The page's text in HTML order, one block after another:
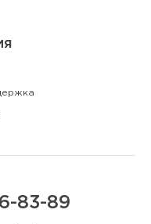
83-89